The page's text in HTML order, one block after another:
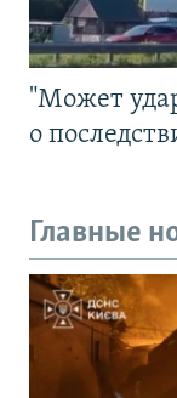
"Может
о
Главные